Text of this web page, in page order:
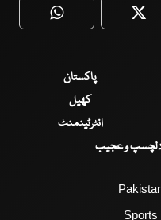
WhatsApp
پاکستان
کھیل
انٹرٹینمنٹ
و عجیب